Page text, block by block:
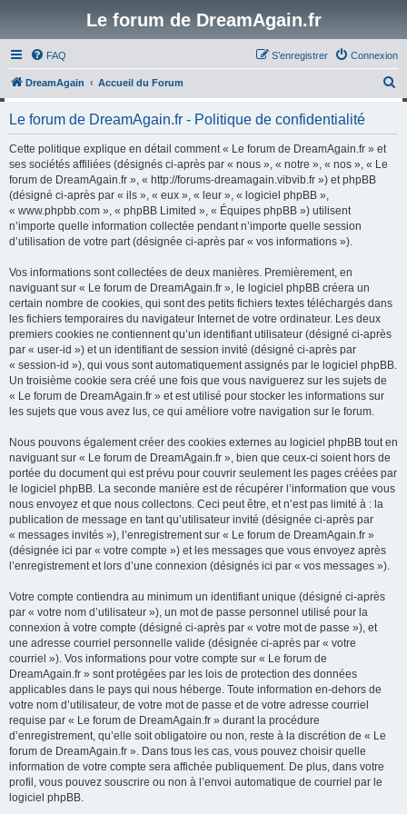
Le forum de DreamAgain.fr
FAQ Connexion
S’enregistrer
DreamAgain Accueil du Forum
Le forum de DreamAgain.fr - Politique de confidentialité
Cette politique explique en détail comment « Le forum de DreamAgain.fr » et
ses sociétés affiliées (désignés ci-après par « nous », « notre », « nos », « Le
forum de DreamAgain.fr », « http://forums-dreamagain.vibvib.fr ») et phpBB
(désigné ci-après par « ils », « eux », « leur », « logiciel phpBB »,
« www.phpbb.com », « phpBB Limited », « Équipes phpBB ») utilisent
n’importe quelle information collectée pendant n’importe quelle session
d’utilisation de votre part (désignée ci-après par « vos informations »).
Vos informations sont collectées de deux manières. Premièrement, en
naviguant sur « Le forum de DreamAgain.fr », le logiciel phpBB créera un
certain nombre de cookies, qui sont des petits fichiers textes téléchargés dans
les fichiers temporaires du navigateur Internet de votre ordinateur. Les deux
premiers cookies ne contiennent qu’un identifiant utilisateur (désigné ci-après
par « user-id ») et un identifiant de session invité (désigné ci-après par
« session-id »), qui vous sont automatiquement assignés par le logiciel phpBB.
Un troisième cookie sera créé une fois que vous naviguerez sur les sujets de
« Le forum de DreamAgain.fr » et est utilisé pour stocker les informations sur
les sujets que vous avez lus, ce qui améliore votre navigation sur le forum.
Nous pouvons également créer des cookies externes au logiciel phpBB tout en
naviguant sur « Le forum de DreamAgain.fr », bien que ceux-ci soient hors de
portée du document qui est prévu pour couvrir seulement les pages créées par
le logiciel phpBB. La seconde manière est de récupérer l’information que vous
nous envoyez et que nous collectons. Ceci peut être, et n’est pas limité à : la
publication de message en tant qu’utilisateur invité (désignée ci-après par
« messages invités »), l’enregistrement sur « Le forum de DreamAgain.fr »
(désignée ici par « votre compte ») et les messages que vous envoyez après
l’enregistrement et lors d’une connexion (désignés ici par « vos messages »).
Votre compte contiendra au minimum un identifiant unique (désigné ci-après
par « votre nom d’utilisateur »), un mot de passe personnel utilisé pour la
connexion à votre compte (désigné ci-après par « votre mot de passe »), et
une adresse courriel personnelle valide (désignée ci-après par « votre
courriel »). Vos informations pour votre compte sur « Le forum de
DreamAgain.fr » sont protégées par les lois de protection des données
applicables dans le pays qui nous héberge. Toute information en-dehors de
votre nom d’utilisateur, de votre mot de passe et de votre adresse courriel
requise par « Le forum de DreamAgain.fr » durant la procédure
d’enregistrement, qu’elle soit obligatoire ou non, reste à la discrétion de « Le
forum de DreamAgain.fr ». Dans tous les cas, vous pouvez choisir quelle
information de votre compte sera affichée publiquement. De plus, dans votre
profil, vous pouvez souscrire ou non à l’envoi automatique de courriel par le
logiciel phpBB.